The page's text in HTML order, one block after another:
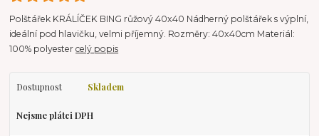
Polštářek KRÁLÍČEK BING růžový 40x40 Nádherný polštářek s výplní,
ideální pod hlavičku, velmi příjemný. Rozměry: 40x40cm Materiál:
100% polyestercelý popis
Dostupnost Skladem
Nejsme plátci DPH